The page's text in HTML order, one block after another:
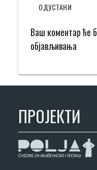
ОДУСТАНИ
Ваш коментар ће
објављивања
ПРОЈЕКТИ